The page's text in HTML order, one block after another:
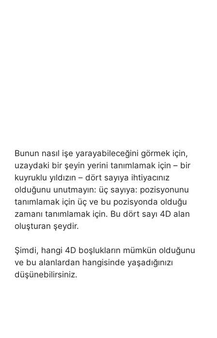
Bunun nasıl işe yarayabileceğini görmek için,
uzaydaki bir şeyin yerini tanımlamak için – bir
kuyruklu yıldızın – dört sayıya ihtiyacınız
olduğunu unutmayın: üç sayıya: pozisyonunu
tanımlamak için üç ve bu pozisyonda olduğu
zamanı tanımlamak için. Bu dört sayı 4D alan
oluşturan şeydir.
Şimdi, hangi 4D boşlukların mümkün olduğunu
ve bu alanlardan hangisinde yaşadığınızı
düşünebilirsiniz.